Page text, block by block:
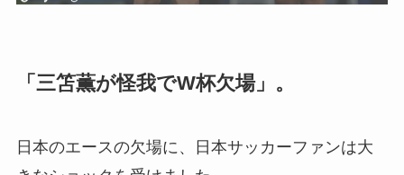
「三笘薫が怪我でW杯欠場」。
日本のエースの欠場に、日本サッカーファンは大